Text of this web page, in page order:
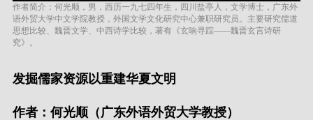
作者简介：何光顺，男，西历一九七四年生，四川盐亭人，文学博士，广东外
语外贸大学中文学院教授，外国文学文化研究中心兼职研究员。主要研究儒道
思想比较、魏晋文学、中西诗学比较，著有《玄响寻踪——魏晋玄言诗研
究》。
发掘儒家资源以重建华夏文明
作者：何光顺（广东外语外贸大学教授）